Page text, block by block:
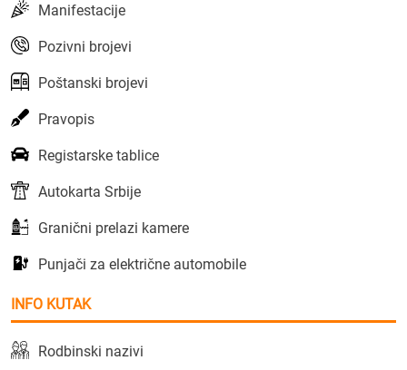
Manifestacije
Pozivni brojevi
Poštanski brojevi
Pravopis
Registarske tablice
Autokarta Srbije
Granični prelazi kamere
Punjači za električne automobile
INFO KUTAK
Rodbinski nazivi